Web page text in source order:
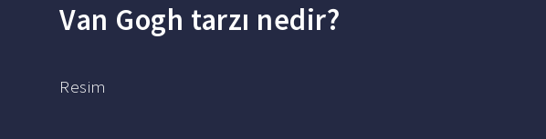
Van Gogh tarzı nedir?
Resim